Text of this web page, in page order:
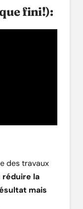
fini!):
des travaux
réduire la
mais